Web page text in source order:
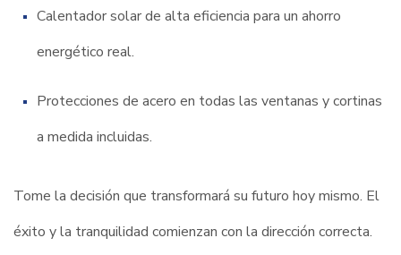
Calentador solar de alta eficiencia para un ahorro
energético real.
Protecciones de acero en todas las ventanas y cortinas
a medida incluidas.
Tome la decisión que transformará su futuro hoy mismo. El
éxito y la tranquilidad comienzan con la dirección correcta.